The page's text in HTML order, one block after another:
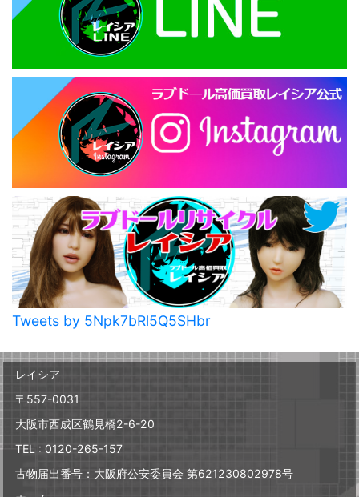
Tweets by 5Npk7bRl5Q5SHbr
レイシア
〒557-0031
大阪市西成区鶴見橋2-6-20
TEL : 0120-265-157
古物届出番号：大阪府公安委員会 第621230802978号